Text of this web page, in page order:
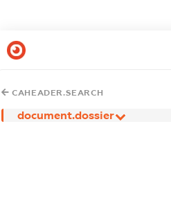
CAHEADER.SEARCH
document.dossier